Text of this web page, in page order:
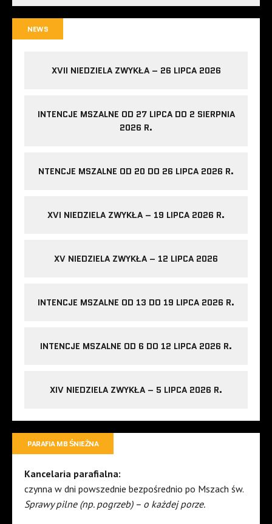
NEWS
XVII NIEDZIELA ZWYKŁA – 26 LIPCA 2026
INTENCJE MSZALNE OD 27 LIPCA DO 2 SIERPNIA
2026 R.
NTENCJE MSZALNE OD 20 DO 26 LIPCA 2026 R.
XVI NIEDZIELA ZWYKŁA – 19 LIPCA 2026 R.
XV NIEDZIELA ZWYKŁA – 12 LIPCA 2026
INTENCJE MSZALNE OD 13 DO 19 LIPCA 2026 R.
INTENCJE MSZALNE OD 6 DO 12 LIPCA 2026 R.
XIV NIEDZIELA ZWYKŁA – 5 LIPCA 2026 R.
PARAFIA MB ŚNIEŻNA
Kancelaria parafialna:
czynna w dni powszednie bezpośrednio po Mszach św.
Sprawy pilne (np. pogrzeb) – o każdej porze.